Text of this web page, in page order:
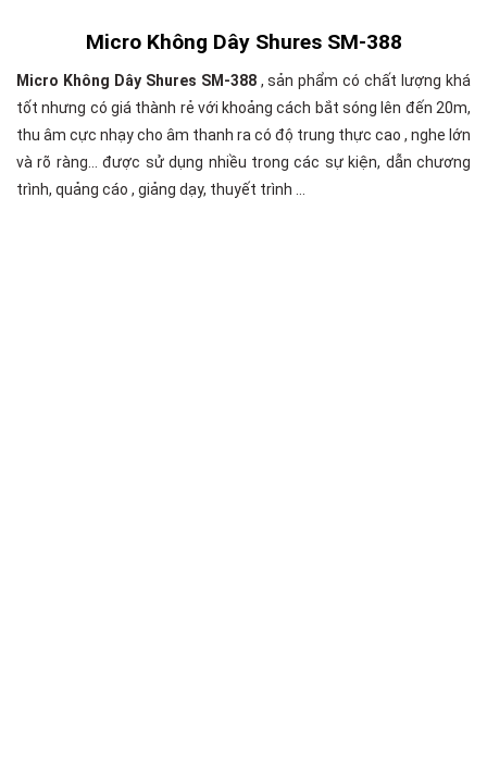
Micro Không Dây Shures SM-388
Micro Không Dây Shures SM-388, sản phẩm có chất lượng khá
tốt nhưng có giá thành rẻ với khoảng cách bắt sóng lên đến 20m,
thu âm cực nhạy cho âm thanh ra có độ trung thực cao , nghe lớn
và rõ ràng… được sử dụng nhiều trong các sự kiện, dẫn chương
trình, quảng cáo , giảng dạy, thuyết trình …